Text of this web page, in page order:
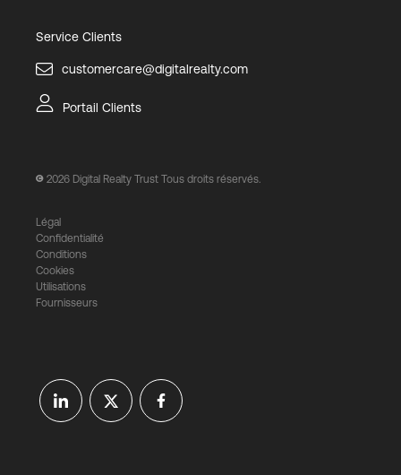
Service Clients
customercare@digitalrealty.com
Portail Clients
2026 Digital Realty Trust Tous droits réservés.
Légal
Confidentialité
Conditions
Cookies
Utilisations
Fournisseurs